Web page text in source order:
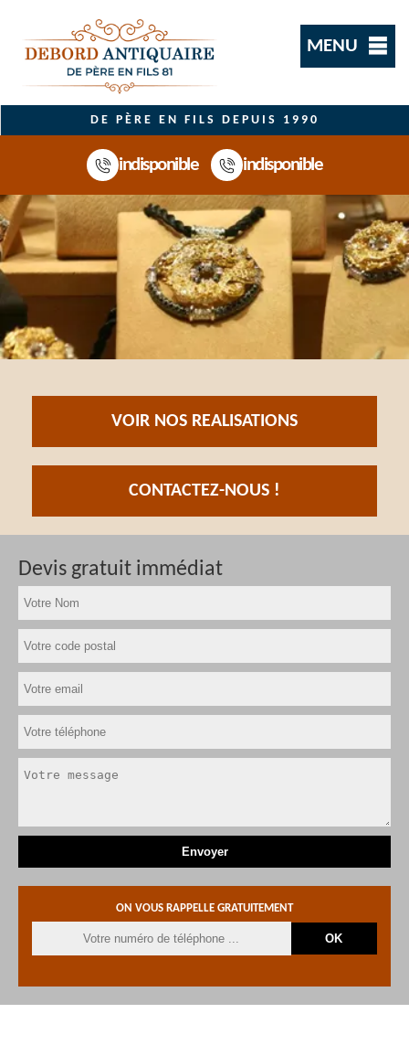
MENU
DE PÈRE EN FILS DEPUIS 1990
indisponible indisponible
VOIR NOS REALISATIONS
CONTACTEZ-NOUS !
Devis gratuit immédiat
ON VOUS RAPPELLE GRATUITEMENT